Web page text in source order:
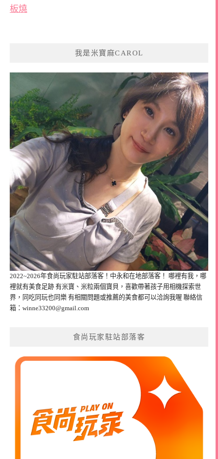
板燒
我是米寶麻CAROL
2022~2026年食尚玩家駐站部落客！中永和在地部落客！ 哪裡有我，哪
裡就有美食足跡 有米寶、米粒兩個寶貝，喜歡帶著孩子用相機探索世
界，同吃同玩也同樂 有相關問題或推薦的美食都可以洽詢我喔 聯絡信
箱： winne33200@gmail.com
食尚玩家駐站部落客